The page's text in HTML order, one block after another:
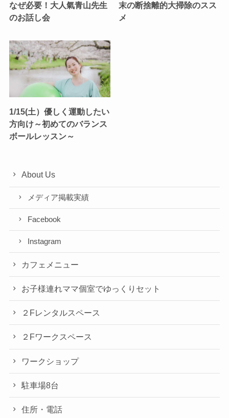
なぜ必要！大人氣青山先生
のお話し会
末の断捨離的大掃除のスス
メ
1/15(土）優しく運動したい
方向け～初めてのバランス
ボールレッスン～
About Us
メディア掲載実績
Facebook
Instagram
カフェメニュー
お子様連れママ個室でゆっくりセット
２Fレンタルスペース
２Fワークスペース
ワークショップ
駐車場8台
住所・電話